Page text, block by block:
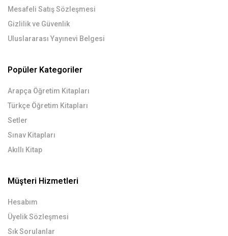
Mesafeli Satış Sözleşmesi
Gizlilik ve Güvenlik
Uluslararası Yayınevi Belgesi
Popüler Kategoriler
Arapça Öğretim Kitapları
Türkçe Öğretim Kitapları
Setler
Sınav Kitapları
Akıllı Kitap
Müşteri Hizmetleri
Hesabım
Üyelik Sözleşmesi
Sık Sorulanlar